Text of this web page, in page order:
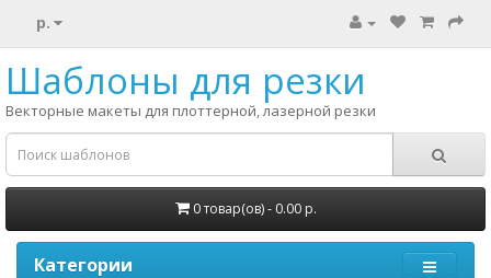
р.
Шаблоны для резки
Векторные макеты для плоттерной, лазерной резки
0 товар(ов) - 0.00 р.
Категории